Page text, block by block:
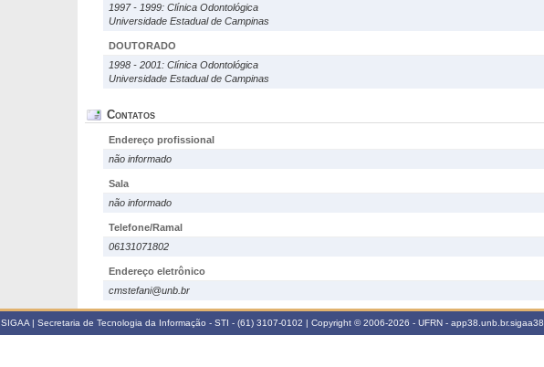
1997 - 1999: Clínica Odontológica
Universidade Estadual de Campinas
DOUTORADO
1998 - 2001: Clínica Odontológica
Universidade Estadual de Campinas
Contatos
Endereço profissional
não informado
Sala
não informado
Telefone/Ramal
06131071802
Endereço eletrônico
cmstefani@unb.br
SIGAA | Secretaria de Tecnologia da Informação - STI - (61) 3107-0102 | Copyright © 2006-2026 - UFRN - app38.unb.br.sigaa38